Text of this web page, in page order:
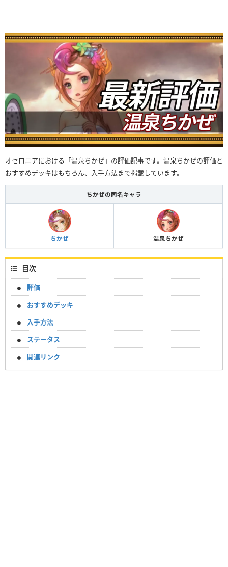
オセロニアにおける「温泉ちかぜ」の評価記事です。温泉ちかぜの評価と
おすすめデッキはもちろん、入手方法まで掲載しています。
ちかぜの同名キャラ
ちかぜ 温泉ちかぜ
目次
評価
おすすめデッキ
入手方法
ステータス
関連リンク